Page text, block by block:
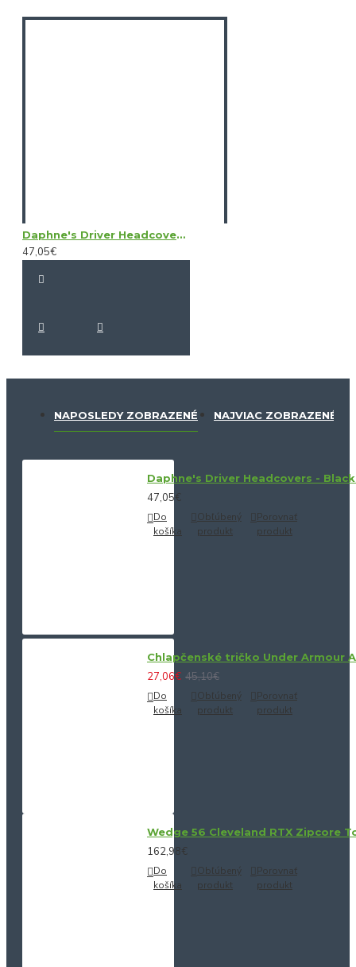
Daphne's Driver Headcovers - Boston Terrier
47,05€
NAPOSLEDY ZOBRAZENÉ NAJVIAC ZOBRAZENÉ
Daphne's Driver Headcovers -
47,05€
Do
košíka
Obľúbený
produkt
Porovnať
produkt
Chlapčenské tričko Under Armour
27,06€ 45,10€
Do
košíka
Obľúbený
produkt
Porovnať
produkt
Wedge 56 Cleveland RTX Zipcore
162,98€
Do
košíka
Obľúbený
produkt
Porovnať
produkt